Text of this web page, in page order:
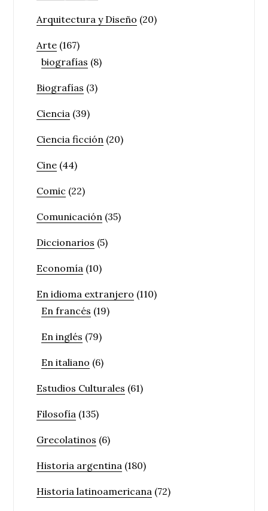
Arquitectura y Diseño (20)
Arte (167)
biografías (8)
Biografías (3)
Ciencia (39)
Ciencia ficción (20)
Cine (44)
Comic (22)
Comunicación (35)
Diccionarios (5)
Economía (10)
En idioma extranjero (110)
En francés (19)
En inglés (79)
En italiano (6)
Estudios Culturales (61)
Filosofía (135)
Grecolatinos (6)
Historia argentina (180)
Historia latinoamericana (72)